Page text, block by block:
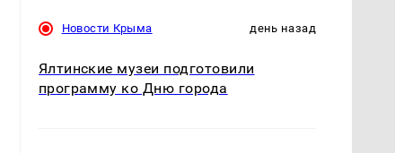
Новости Крыма день назад
Ялтинские музеи подготовили
программу ко Дню города